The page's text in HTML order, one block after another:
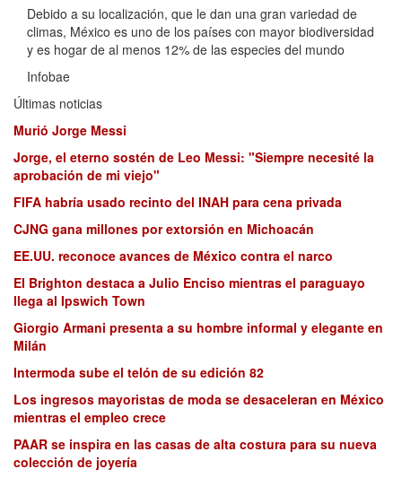
Debido a su localización, que le dan una gran variedad de
climas, México es uno de los países con mayor biodiversidad
y es hogar de al menos 12% de las especies del mundo
Infobae
Últimas noticias
Murió Jorge Messi
Jorge, el eterno sostén de Leo Messi: "Siempre necesité la
aprobación de mi viejo"
FIFA habría usado recinto del INAH para cena privada
CJNG gana millones por extorsión en Michoacán
EE.UU. reconoce avances de México contra el narco
El Brighton destaca a Julio Enciso mientras el paraguayo
llega al Ipswich Town
Giorgio Armani presenta a su hombre informal y elegante en
Milán
Intermoda sube el telón de su edición 82
Los ingresos mayoristas de moda se desaceleran en México
mientras el empleo crece
PAAR se inspira en las casas de alta costura para su nueva
colección de joyería